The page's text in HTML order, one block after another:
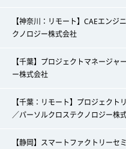
【神奈川：リモート】CAEエン
クノロジー株式会社
【千葉】プロジェクトマネージ
ー株式会社
【千葉：リモート】プロジェクト
／パーソルクロステクノロジー株
【静岡】スマートファクトリー